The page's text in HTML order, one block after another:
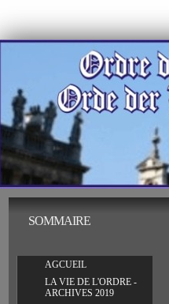
SOMMAIRE
AGCUEIL
LA VIE DE L'ORDRE -
ARCHIVES 2019